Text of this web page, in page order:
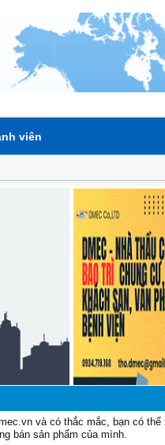
và có thắc mắc, bạn có
bán sản phẩm của mình.
viên